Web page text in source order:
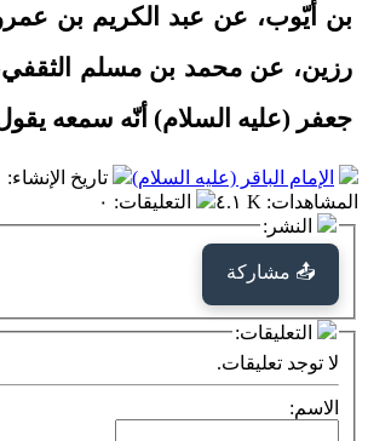
بن أيّوب، عن عبد الكريم بن
رزين، عن محمد بن مسلم
جعفر (عليه السلام) أنّه سمعه
الإمام الباقر (عليه السلام) تاريخ الإنشاء:
المشاهدات: ٤.١ K التعليقات: ٠
النشر:
📤 مشاركة
التعليقات:
لا توجد تعليقات.
الاسم: